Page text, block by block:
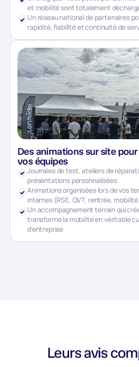
et mobilité sont totalement
Un réseau national de partenaires
rapidité, fiabilité et continuité de
Des animations sur site
vos équipes
Journées de test, ateliers de
présentations personnalisées
Animations organisées lors de vos
internes (RSE, QVT, rentrée,
Un accompagnement terrain qui
transforme la mobilité en véritable
d’entreprise
Leurs avis